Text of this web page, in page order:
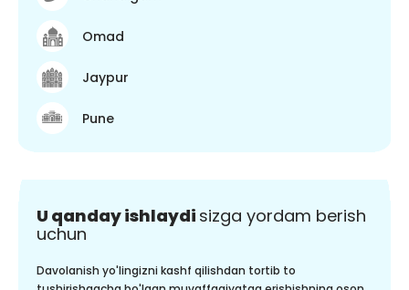
Omad
Jaypur
Pune
U qanday ishlaydi sizga yordam berish
uchun
Davolanish yo'lingizni kashf qilishdan tortib to